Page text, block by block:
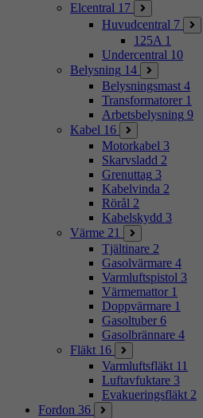
Elcentral 17
Huvudcentral 7
125A 1
Undercentral 10
Belysning 14
Belysningsmast 4
Transformatorer 1
Arbetsbelysning 9
Kabel 16
Motorkabel 3
Skarvsladd 2
Grenuttag 3
Kabelvinda 2
Rörål 2
Kabelskydd 3
Värme 21
Tjältinare 2
Gasolvärmare 4
Varmluftspistol 3
Värmemattor 1
Doppvärmare 1
Gasoltuber 6
Gasolbrännare 4
Fläkt 16
Varmluftsfläkt 11
Luftavfuktare 3
Evakueringsfläkt 2
Fordon 36